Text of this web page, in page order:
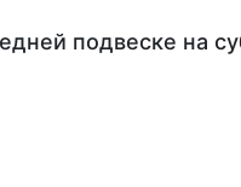
подвеске на